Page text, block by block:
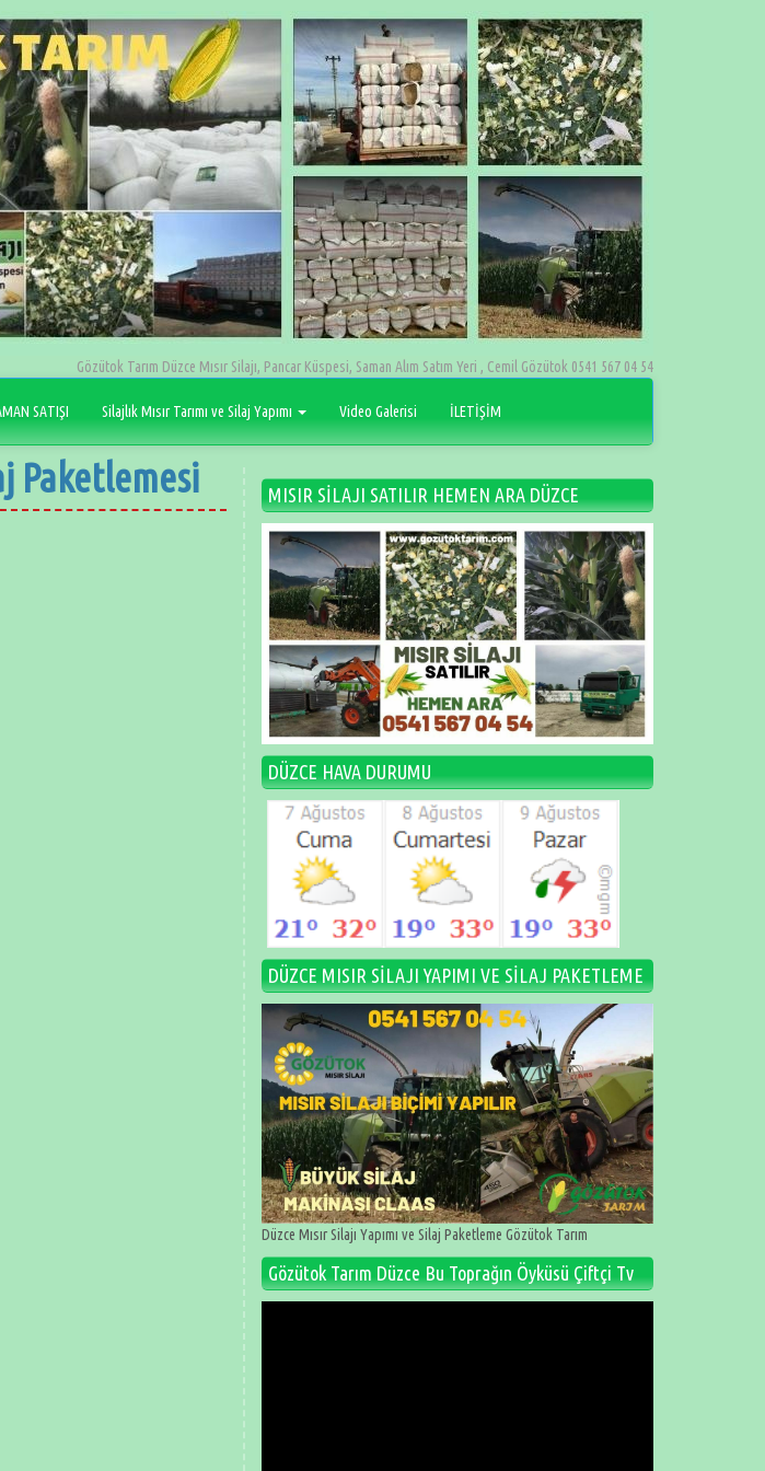
Gözütok Tarım Düzce Mısır Silajı, Pancar Küspesi, Saman Alım Satım Yeri , Cemil Gözütok 0541 567 04 54
SATIŞI Silajlık Mısır Tarımı ve Silaj Yapımı Video Galerisi İLETİŞİM
Paketlemesi MISIR SİLAJI SATILIR HEMEN ARA DÜZCE
DÜZCE HAVA DURUMU
DÜZCE MISIR SİLAJI YAPIMI VE SİLAJ PAKETLEME
Düzce Mısır Silajı Yapımı ve Silaj Paketleme Gözütok Tarım
Gözütok Tarım Düzce Bu Toprağın Öyküsü Çiftçi Tv